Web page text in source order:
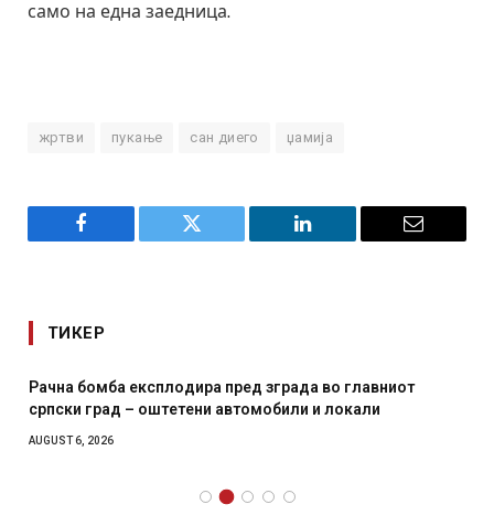
само на една заедница.
жртви пукање сан диего џамија
Facebook Twitter LinkedIn Email
ТИКЕР
Рачна бомба експлодира пред зграда во главниот
српски град – оштетени автомобили и локали
AUGUST 6, 2026